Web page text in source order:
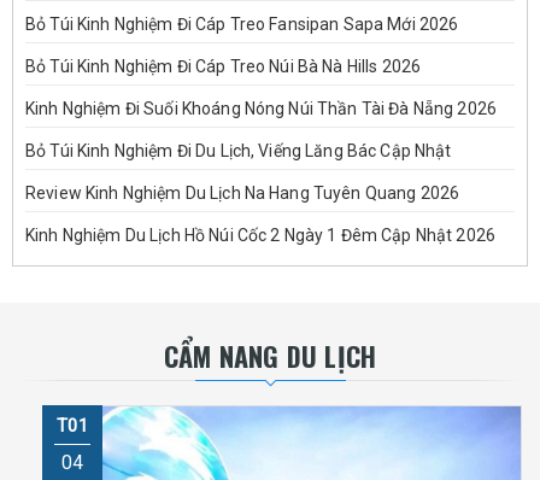
Bỏ Túi Kinh Nghiệm Đi Cáp Treo Fansipan Sapa Mới 2026
Bỏ Túi Kinh Nghiệm Đi Cáp Treo Núi Bà Nà Hills 2026
Kinh Nghiệm Đi Suối Khoáng Nóng Núi Thần Tài Đà Nẵng 2026
Bỏ Túi Kinh Nghiệm Đi Du Lịch, Viếng Lăng Bác Cập Nhật
Review Kinh Nghiệm Du Lịch Na Hang Tuyên Quang 2026
Kinh Nghiệm Du Lịch Hồ Núi Cốc 2 Ngày 1 Đêm Cập Nhật 2026
CẨM NANG DU LỊCH
T01
04